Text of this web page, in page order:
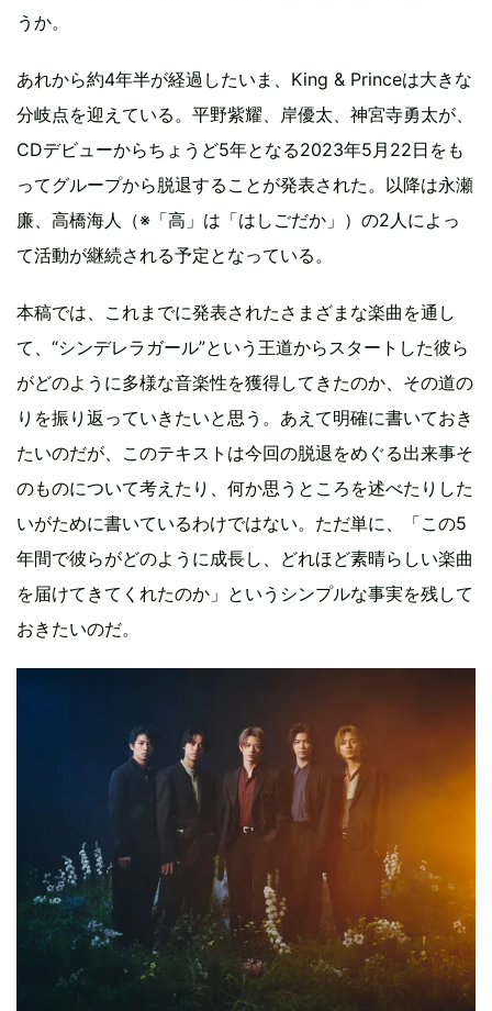
うか。
あれから約4年半が経過したいま、King & Princeは大きな
分岐点を迎えている。平野紫耀、岸優太、神宮寺勇太が、
CDデビューからちょうど5年となる2023年5月22日をも
ってグループから脱退することが発表された。以降は永瀬
廉、高橋海人（※「高」は「はしごだか」）の2人によっ
て活動が継続される予定となっている。
本稿では、これまでに発表されたさまざまな楽曲を通し
て、“シンデレラガール”という王道からスタートした彼ら
がどのように多様な音楽性を獲得してきたのか、その道の
りを振り返っていきたいと思う。あえて明確に書いておき
たいのだが、このテキストは今回の脱退をめぐる出来事そ
のものについて考えたり、何か思うところを述べたりした
いがために書いているわけではない。ただ単に、「この5
年間で彼らがどのように成長し、どれほど素晴らしい楽曲
を届けてきてくれたのか」というシンプルな事実を残して
おきたいのだ。